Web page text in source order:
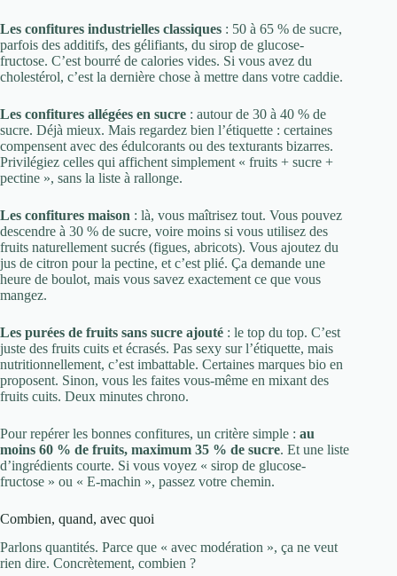
Les confitures industrielles classiques : 50 à 65 % de sucre,
parfois des additifs, des gélifiants, du sirop de glucose-
fructose. C’est bourré de calories vides. Si vous avez du
cholestérol, c’est la dernière chose à mettre dans votre caddie.
Les confitures allégées en sucre : autour de 30 à 40 % de
sucre. Déjà mieux. Mais regardez bien l’étiquette : certaines
compensent avec des édulcorants ou des texturants bizarres.
Privilégiez celles qui affichent simplement « fruits + sucre +
pectine », sans la liste à rallonge.
Les confitures maison : là, vous maîtrisez tout. Vous pouvez
descendre à 30 % de sucre, voire moins si vous utilisez des
fruits naturellement sucrés (figues, abricots). Vous ajoutez du
jus de citron pour la pectine, et c’est plié. Ça demande une
heure de boulot, mais vous savez exactement ce que vous
mangez.
Les purées de fruits sans sucre ajouté : le top du top. C’est
juste des fruits cuits et écrasés. Pas sexy sur l’étiquette, mais
nutritionnellement, c’est imbattable. Certaines marques bio en
proposent. Sinon, vous les faites vous-même en mixant des
fruits cuits. Deux minutes chrono.
Pour repérer les bonnes confitures, un critère simple : au
moins 60 % de fruits, maximum 35 % de sucre. Et une liste
d’ingrédients courte. Si vous voyez « sirop de glucose-
fructose » ou « E-machin », passez votre chemin.
Combien, quand, avec quoi
Parlons quantités. Parce que « avec modération », ça ne veut
rien dire. Concrètement, combien ?